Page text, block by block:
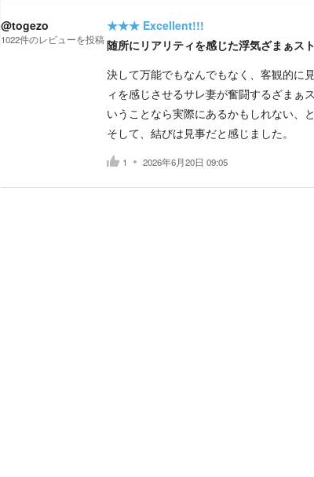
@togezo
1022件のレビューを投稿
★★★ Excellent!!!
随所にリアリティを感じた浮気ざまぁス
決して万能でもなんでもなく、客観的に
ィを感じさせるサレ妻が奮闘するざまぁ
いうことなら実際にあるかもしれない、
そして、結びは見事だと感じました。
1 2026年6月20日 09:05